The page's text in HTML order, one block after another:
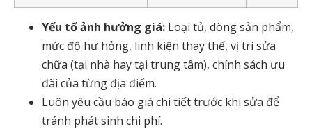
Yếu tố ảnh hưởng giá: Loại tủ, dòng sản phẩm,
mức độ hư hỏng, linh kiện thay thế, vị trí sửa
chữa (tại nhà hay tại trung tâm), chính sách ưu
đãi của từng địa điểm.
Luôn yêu cầu báo giá chi tiết trước khi sửa để
tránh phát sinh chi phí.